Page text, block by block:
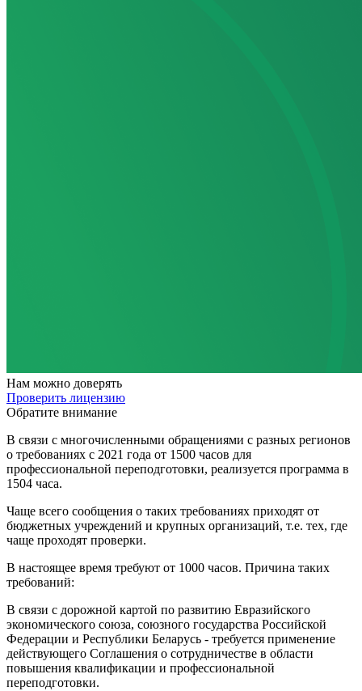
Нам можно доверять
Проверить лицензию
Обратите внимание
В связи с многочисленными обращениями с разных регионов
о требованиях с 2021 года от 1500 часов для
профессиональной переподготовки, реализуется программа в
1504 часа.
Чаще всего сообщения о таких требованиях приходят от
бюджетных учреждений и крупных организаций, т.е. тех, где
чаще проходят проверки.
В настоящее время требуют от 1000 часов. Причина таких
требований:
В связи с дорожной картой по развитию Евразийского
экономического союза, союзного государства Российской
Федерации и Республики Беларусь - требуется применение
действующего Соглашения о сотрудничестве в области
повышения квалификации и профессиональной
переподготовки.